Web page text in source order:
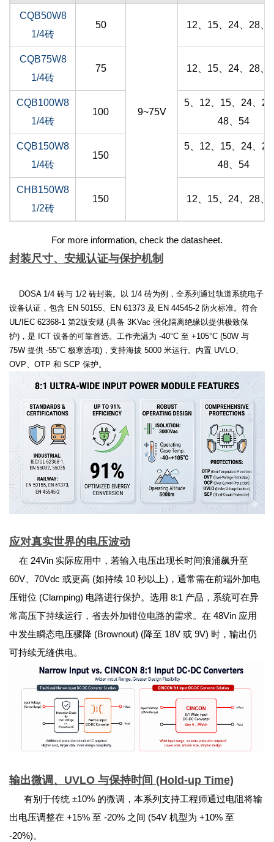
CQB50W8
1/4砖
50
9~75V
12、15、24、28、
CQB75W8
1/4砖
75 12、15、24、28、
CQB100W8
1/4砖
100
5、12、15、24、
48、54
CQB150W8
1/4砖
150
5、12、15、24、
48、54
CHB150W8
1/2砖
150 12、15、24、28、
For more information, check the datasheet.
封装尺寸、安规认证与保护机制
DOSA 1/4 砖与 1/2 砖封装。以 1/4 砖为例，全系列通过轨道系统电子
设备认证，包含 EN 50155、EN 61373 及 EN 44545-2 防火标准。符合
UL/IEC 62368-1 第2版安规 (具备 3KVac 强化隔离绝缘以提供极致保
护)，是 ICT 设备的可靠首选。工作壳温为 -40°C 至 +105°C (50W 与
75W 提供 -55°C 极寒选项)，支持海拔 5000 米运行。内置 UVLO、
OVP、OTP 和 SCP 保护。
应对真实世界的电压波动
在 24Vin 实际应用中，若输入电压出现长时间浪涌飙升至
60V、70Vdc 或更高 (如持续 10 秒以上)，通常需在前端外加电
压钳位 (Clamping) 电路进行保护。选用 8:1 产品，系统可在异
常高压下持续运行，省去外加钳位电路的需求。在 48Vin 应用
中发生瞬态电压骤降 (Brownout) (降至 18V 或 9V) 时，输出仍
可持续无缝供电。
输出微调、UVLO 与保持时间 (Hold-up Time)
有别于传统 ±10% 的微调，本系列支持工程师通过电阻将输
出电压调整在 +15% 至 -20% 之间 (54V 机型为 +10% 至
-20%)。